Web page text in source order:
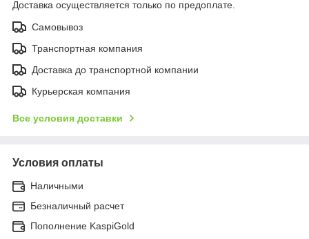
Доставка осуществляется только по предоплате.
Самовывоз
Транспортная компания
Доставка до транспортной компании
Курьерская компания
Все условия доставки
Условия оплаты
Наличными
Безналичный расчет
Пополнение KaspiGold